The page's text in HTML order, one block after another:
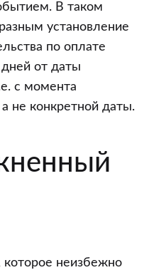
В таком
установление
по оплате
дней от даты
с момента
не конкретной даты.
неизбежно